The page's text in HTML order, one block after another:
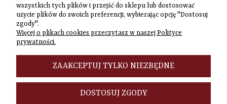
Zamówienia
al. Jana Pawła
wszystkich tych plików i przejść do sklepu lub dostosować
użycie plików do swoich preferencji, wybierając opcję "Dostosuj
zgody".
Więcej o plikach cookies przeczytasz w naszej Polityce
prywatności.
ZAAKCEPTUJ TYLKO NIEZBĘDNE
DOSTOSUJ ZGODY